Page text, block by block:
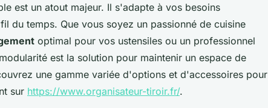
est un atout majeur. Il s'adapte à vos besoins
du temps. Que vous soyez un passionné de cuisine
optimal pour vos ustensiles ou un professionnel
est la solution pour maintenir un espace de
une gamme variée d'options et d'accessoires pour
sur https://www.organisateur-tiroir.fr/.